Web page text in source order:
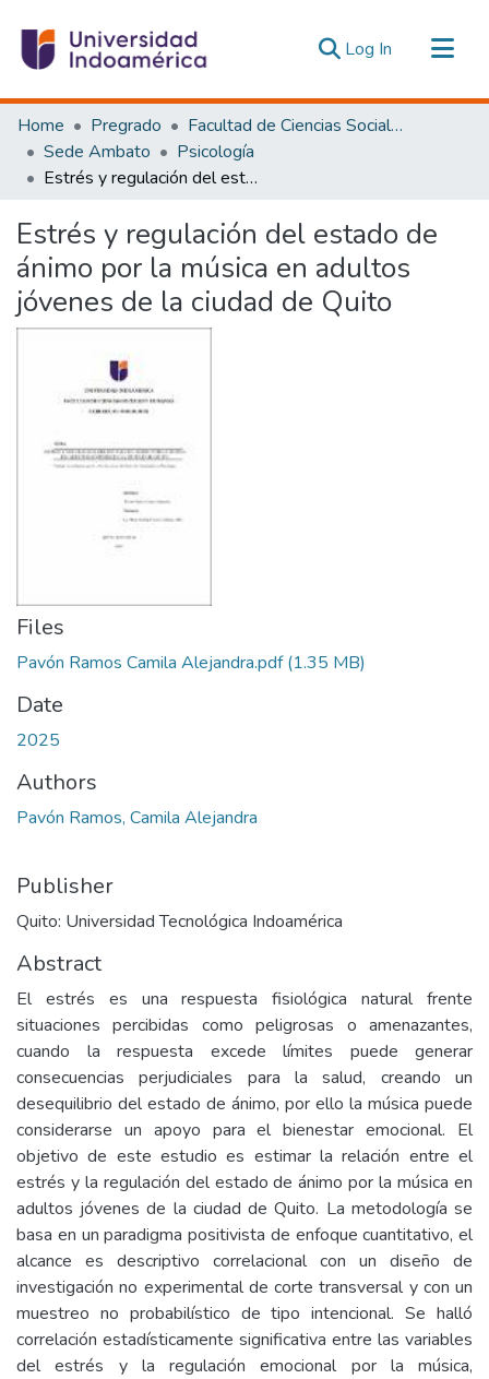
Log In (current)
Communities & Collections
All of DSpace
Statistics
Estadísticas Externas
Home Pregrado
Facultad de Ciencias Sociales y Humanas
Sede Ambato
Psicología
Estrés y regulación del estado de ánimo por la música en adultos jóvenes de la ciudad de Quito
Estrés y regulación del estado de
ánimo por la música en adultos
jóvenes de la ciudad de Quito
Files
Pavón Ramos Camila Alejandra.pdf(1.35 MB)
Date
2025
Authors
Pavón Ramos, Camila Alejandra
Publisher
Quito: Universidad Tecnológica Indoamérica
Abstract
El estrés es una respuesta fisiológica natural frente
situaciones percibidas como peligrosas o amenazantes,
cuando la respuesta excede límites puede generar
consecuencias perjudiciales para la salud, creando un
desequilibrio del estado de ánimo, por ello la música puede
considerarse un apoyo para el bienestar emocional. El
objetivo de este estudio es estimar la relación entre el
estrés y la regulación del estado de ánimo por la música en
adultos jóvenes de la ciudad de Quito. La metodología se
basa en un paradigma positivista de enfoque cuantitativo, el
alcance es descriptivo correlacional con un diseño de
investigación no experimental de corte transversal y con un
muestreo no probabilístico de tipo intencional. Se halló
correlación estadísticamente significativa entre las variables
del estrés y la regulación emocional por la música,